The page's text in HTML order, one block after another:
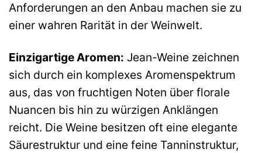
Anforderungen an den Anbau machen sie zu
einer wahren Rarität in der Weinwelt.
Einzigartige Aromen: Jean-Weine zeichnen
sich durch ein komplexes Aromenspektrum
aus, das von fruchtigen Noten über florale
Nuancen bis hin zu würzigen Anklängen
reicht. Die Weine besitzen oft eine elegante
Säurestruktur und eine feine Tanninstruktur,